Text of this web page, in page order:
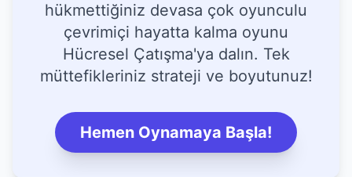
hükmettiğiniz devasa çok oyunculu
çevrimiçi hayatta kalma oyunu
Hücresel Çatışma'ya dalın. Tek
müttefikleriniz strateji ve boyutunuz!
Hemen Oynamaya Başla!